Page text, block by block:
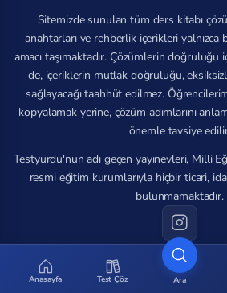
Anasayfa Test Çöz Ara
Sitemizde sunulan tüm ders kitabı
anahtarları ve rehberlik içerikleri
amacı taşımaktadır. Çözümlerin doğruluğu
de, içeriklerin mutlak doğruluğu,
sağlayacağı taahhüt edilmez.
kopyalamak yerine, çözüm adımlarını
önemle tavsiye
Testyurdu'nun adı geçen yayınevleri, Milli
resmi eğitim kurumlarıyla hiçbir ticari,
bulunmamaktadır.
© 2026 Tüm hakları